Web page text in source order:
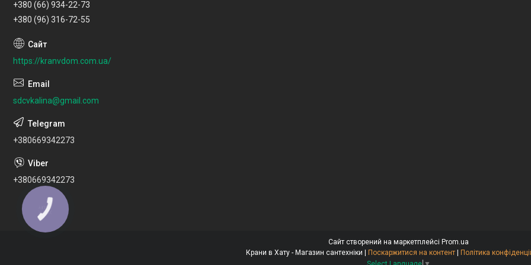
+380 (66) 934-22-73
+380 (96) 316-72-55
https://kranvdom.com.ua/
sdcvkalina@gmail.com
+380669342273
+380669342273
Сайт створений на маркетплейсі Prom.ua
Поскаржитися на контент
Політика
КНОПКА
ЗВ'ЯЗКУ